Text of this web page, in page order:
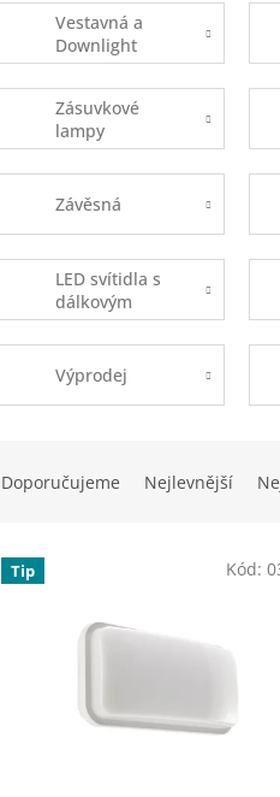
Vestavná a
Downlight
Zásuvkové
lampy
Závěsná
LED svítidla s
dálkovým
ovládáním
Výprodej
a
n
Doporučujeme Nejlevnější
V Tip Kód: